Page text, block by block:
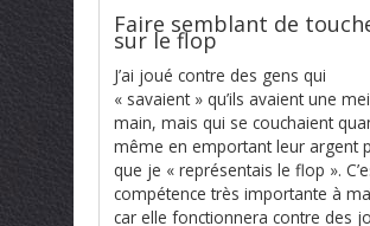
Faire semblant de
sur le flop
J’ai joué contre des gens qui
« savaient » qu’ils avaient une
main, mais qui se couchaient
même en emportant leur argent
que je « représentais le flop ».
compétence très importante à
car elle fonctionnera contre des